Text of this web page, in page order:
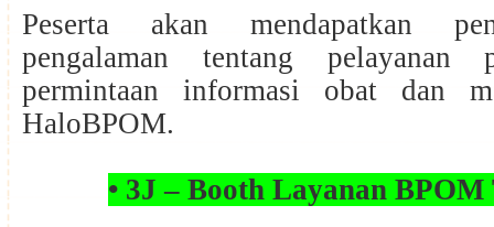
Peserta akan mendapatkan
pengalaman tentang pelayanan
permintaan informasi obat dan
HaloBPOM.
• 3J – Booth Layanan